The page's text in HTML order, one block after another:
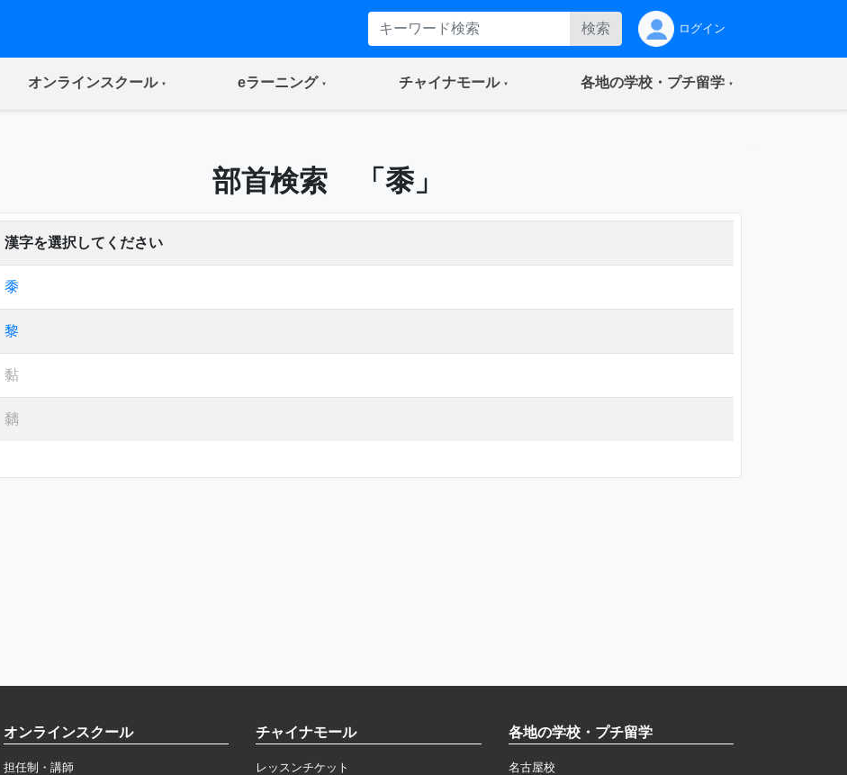
検索 ログイン
オンラインスクール(current) eラーニング(current) チャイナモール(current) 各地の学校・プチ留学(current)
部首検索 「黍」
漢字を選択してください
黍
黎
黏
黐
オンラインスクール
担任制・講師
チャイナモール
レッスンチケット
各地の学校・プチ留学
名古屋校